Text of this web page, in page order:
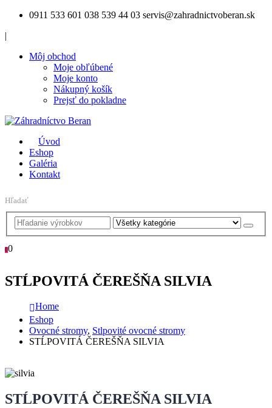
0911 533 601 038 539 44 03 servis@zahradnictvoberan.sk
|
Môj obchod
Moje obľúbené
Moje konto
Nákupný košík
Prejsť do pokladne
Úvod
Eshop
Galéria
Kontakt
Hľadať
00
STĹPOVITÁ ČEREŠŇA SILVIA
Home
Eshop
Ovocné stromy, Stlpovité ovocné stromy
STĹPOVITÁ ČEREŠŇA SILVIA
STĹPOVITÁ ČEREŠŇA SILVIA